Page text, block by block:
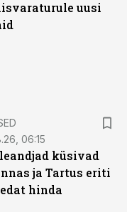
uusi
06:15
küsivad
ja Tartus eriti
hinda